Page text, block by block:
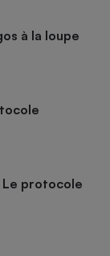
à la loupe
Le protocole